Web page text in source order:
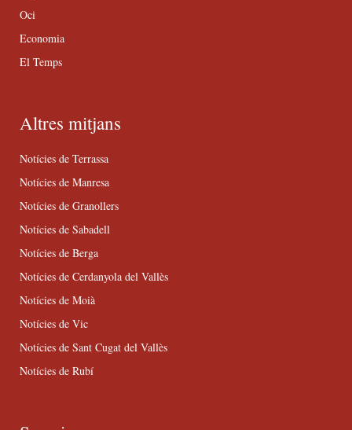
Oci
Economia
El Temps
Altres mitjans
Notícies de Terrassa
Notícies de Manresa
Notícies de Granollers
Notícies de Sabadell
Notícies de Berga
Notícies de Cerdanyola del Vallès
Notícies de Moià
Notícies de Vic
Notícies de Sant Cugat del Vallès
Notícies de Rubí